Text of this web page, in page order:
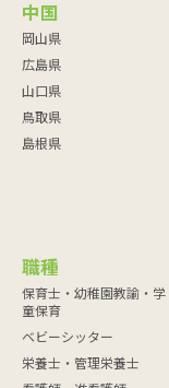
中国
岡山県
広島県
山口県
鳥取県
島根県
職種
保育士・幼稚園教諭・学
童保育
ベビーシッター
栄養士・管理栄養士